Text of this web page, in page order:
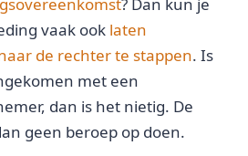
vaak ook laten
de rechter te stappen. Is
met een
dan is het nietig. De
geen beroep op doen.